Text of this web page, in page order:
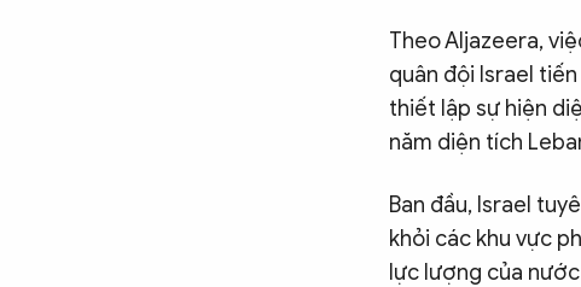
Theo Aljazeera,
quân đội Israel
thiết lập sự hiện
năm diện tích
Ban đầu, Israel
khỏi các khu vực
lực lượng của